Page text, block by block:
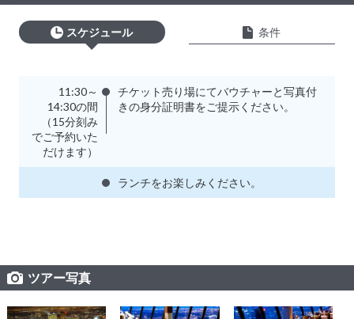
スケジュール 条件
11:30～
14:30の間
（15分刻み
でご予約いた
だけます）
チケット売り場にてバウチャーと写真付
きの身分証明書をご提示ください。
ランチをお楽しみください。
ツアー写真